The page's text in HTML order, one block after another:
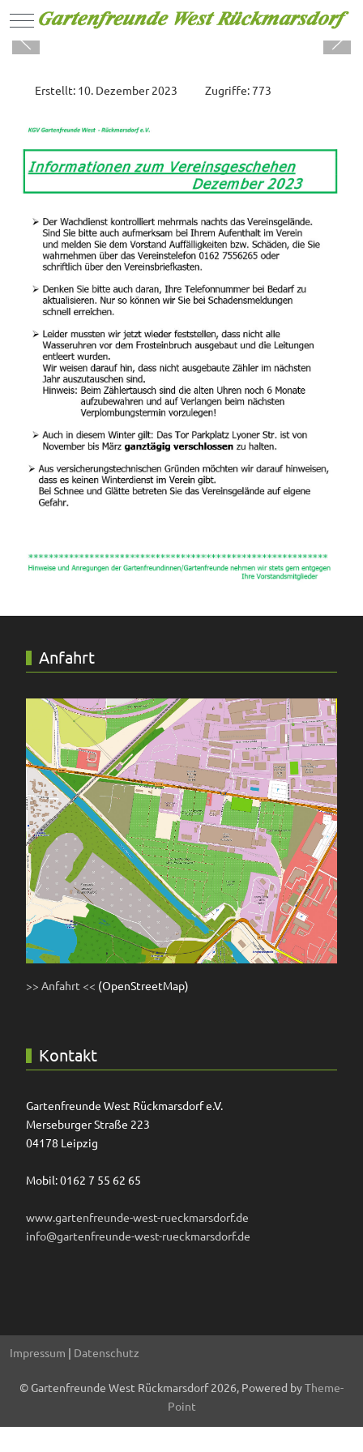
Mobile Menu Toggle
Erstellt: 10. Dezember 2023 Zugriffe: 773
Anfahrt
>> Anfahrt << (OpenStreetMap)
Kontakt
Gartenfreunde West Rückmarsdorf e.V.
Merseburger Straße 223
04178 Leipzig
Mobil: 0162 7 55 62 65
www.gartenfreunde-west-rueckmarsdorf.de
info@gartenfreunde-west-rueckmarsdorf.de
Impressum | Datenschutz
© Gartenfreunde West Rückmarsdorf 2026, Powered byTheme-
Point